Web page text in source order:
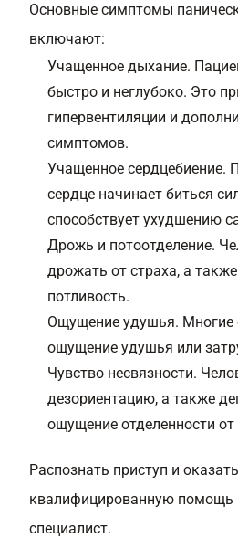
Основные симптомы
включают:
Учащенное дыхание.
быстро и неглубоко. Это
гипервентиляции и
симптомов.
Учащенное сердцебиение.
сердце начинает биться
способствует ухудшению
Дрожь и потоотделение.
дрожать от страха, а
потливость.
Ощущение удушья.
ощущение удушья или
Чувство несвязности.
дезориентацию, а также
ощущение отделенности от
Распознать приступ и оказать
квалифицированную помощь
специалист.